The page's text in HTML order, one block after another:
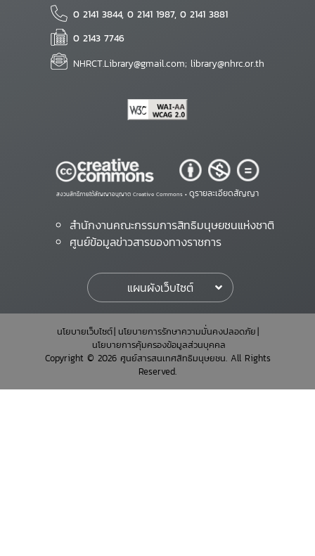
0 2141 3844, 0 2141 1987, 0 2141 3881
0 2143 7746
NHRCT.Library@gmail.com; library@nhrc.or.th
สงวนสิทธิ์ภายใต้สัญญาอนุญาต Creative Commons • ดูรายละเอียดสัญญา
สำนักงานคณะกรรมการสิทธิมนุษยชนแห่งชาติ
ศูนย์ข้อมูลข่าวสารของทางราชการ
แผนผังเว็บไซต์
นโยบายเว็บไซต์ นโยบายการรักษาความมั่นคงปลอดภัย
นโยบายการคุ้มครองข้อมูลส่วนบุคคล
Copyright © 2026 ศูนย์สารสนเทศสิทธิมนุษยชน. All Rights
Reserved.